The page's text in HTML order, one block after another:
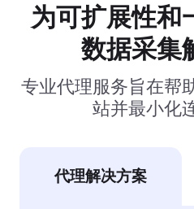
为可扩展性和
数据采集
专业代理服务旨在帮
站并最小化
代理解决方案